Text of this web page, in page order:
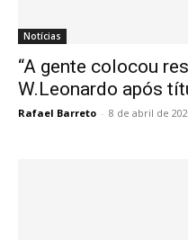
Notícias
“A gente colocou
W.Leonardo após
Rafael Barreto - 8 de abril de